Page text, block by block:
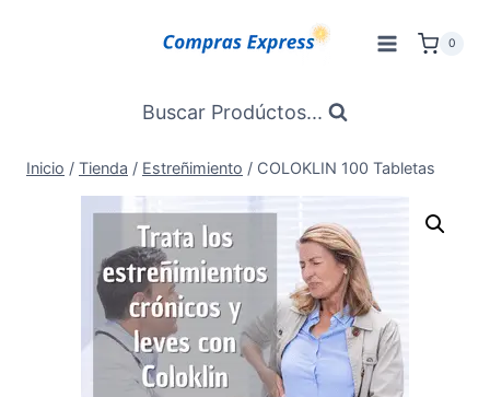
0
Buscar Prodúctos...
Inicio / Tienda / Estreñimiento / COLOKLIN 100 Tabletas